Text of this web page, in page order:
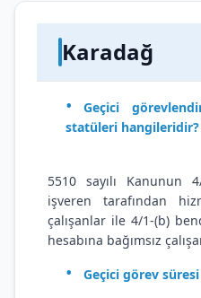
Karadağ
Geçici
statüleri hangileridir?
5510 sayılı Kanunun
işveren tarafından
çalışanlar ile 4/1-(b)
hesabına bağımsız
Geçici görev